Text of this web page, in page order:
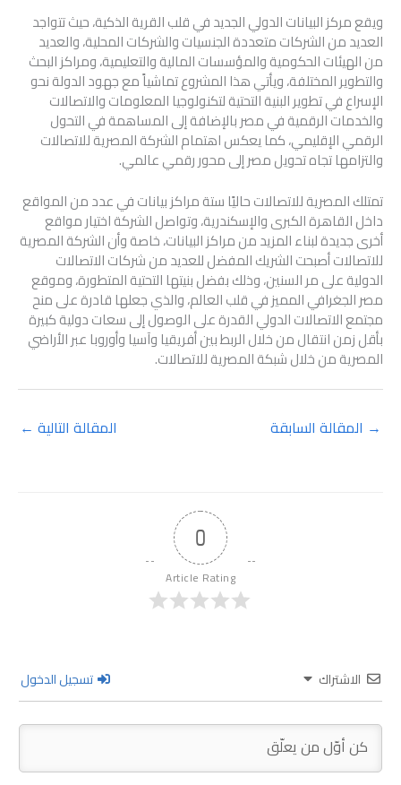
ويقع مركز البيانات الدولي الجديد في قلب القرية الذكية، حيث تتواجد
العديد من الشركات متعددة الجنسيات والشركات المحلية، والعديد
من الهيئات الحكومية والمؤسسات المالية والتعليمية، ومراكز البحث
والتطوير المختلفة، ويأتي هذا المشروع تماشياً مع جهود الدولة نحو
الإسراع في تطوير البنية التحتية لتكنولوجيا المعلومات والاتصالات
والخدمات الرقمية في مصر بالإضافة إلى المساهمة في التحول
الرقمي الإقليمي، كما يعكس اهتمام الشركة المصرية للاتصالات
والتزامها تجاه تحويل مصر إلى محور رقمي عالمي.
تمتلك المصرية للاتصالات حاليًا ستة مراكز بيانات في عدد من المواقع
داخل القاهرة الكبرى والإسكندرية، وتواصل الشركة اختيار مواقع
أخرى جديدة لبناء المزيد من مراكز البيانات، خاصة وأن الشركة المصرية
للاتصالات أصبحت الشريك المفضل للعديد من شركات الاتصالات
الدولية على مر السنين، وذلك بفضل بنيتها التحتية المتطورة، وموقع
مصر الجغرافي المميز في قلب العالم، والذي جعلها قادرة على منح
مجتمع الاتصالات الدولي القدرة على الوصول إلى سعات دولية كبيرة
بأقل زمن انتقال من خلال الربط بين أفريقيا وآسيا وأوروبا عبر الأراضي
المصرية من خلال شبكة المصرية للاتصالات.
→ المقالة السابقة المقالة التالية ←
0
Article Rating
الاشتراك تسجيل الدخول